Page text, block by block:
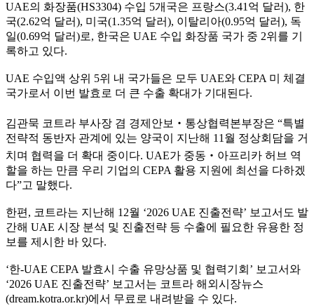
UAE의 화장품(HS3304) 수입 5개국은 프랑스(3.41억 달러), 한
국(2.62억 달러), 미국(1.35억 달러), 이탈리아(0.95억 달러), 독
일(0.69억 달러)로, 한국은 UAE 수입 화장품 국가 중 2위를 기
록하고 있다.
UAE 수입액 상위 5위 내 국가들은 모두 UAE와 CEPA 미 체결
국가로서 이번 발효로 더 큰 수출 확대가 기대된다.
김관묵 코트라 부사장 겸 경제안보‧통상협력본부장은 “특별
전략적 동반자 관계에 있는 양국이 지난해 11월 정상회담을 거
치며 협력을 더 확대 중이다. UAE가 중동‧아프리카 허브 역
할을 하는 만큼 우리 기업의 CEPA 활용 지원에 최선을 다하겠
다”고 말했다.
한편, 코트라는 지난해 12월 ‘2026 UAE 진출전략’ 보고서도 발
간해 UAE 시장 분석 및 진출전략 등 수출에 필요한 유용한 정
보를 제시한 바 있다.
‘한-UAE CEPA 발효시 수출 유망상품 및 협력기회’ 보고서와
‘2026 UAE 진출전략’ 보고서는 코트라 해외시장뉴스
(dream.kotra.or.kr)에서 무료로 내려받을 수 있다.